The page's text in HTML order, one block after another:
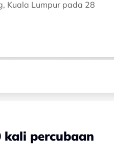
Kuala Lumpur pada 28
kali percubaan